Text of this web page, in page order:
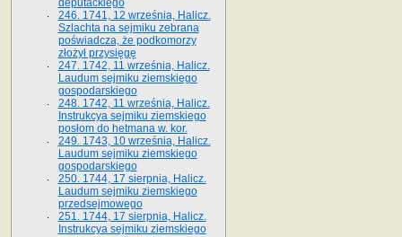
deputackiego
246. 1741, 12 września, Halicz.
Szlachta na sejmiku zebrana
poświadcza, że podkomorzy
złożył przysięgę
247. 1742, 11 września, Halicz.
Laudum sejmiku ziemskiego
gospodarskiego
248. 1742, 11 września, Halicz.
Instrukcya sejmiku ziemskiego
posłom do hetmana w. kor.
249. 1743, 10 września, Halicz.
Laudum sejmiku ziemskiego
gospodarskiego
250. 1744, 17 sierpnia, Halicz.
Laudum sejmiku ziemskiego
przedsejmowego
251. 1744, 17 sierpnia, Halicz.
Instrukcya sejmiku ziemskiego